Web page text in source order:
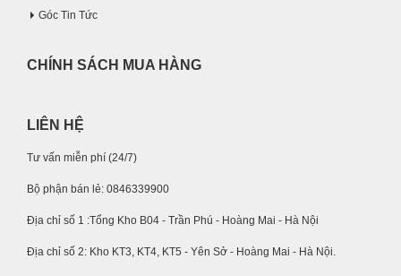
Góc Tin Tức
CHÍNH SÁCH MUA HÀNG
LIÊN HỆ
Tư vấn miễn phí (24/7)
Bộ phận bán lẻ: 0846339900
Địa chỉ số 1 :Tổng Kho B04 - Trần Phú - Hoàng Mai - Hà Nội
Địa chỉ số 2: Kho KT3, KT4, KT5 - Yên Sở - Hoàng Mai - Hà Nội.